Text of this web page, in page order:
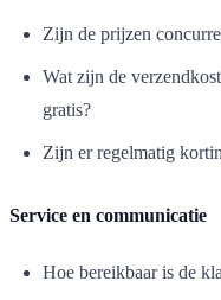
Zijn de prijzen
Wat zijn de
gratis?
Zijn er regelmatig
Service en communicatie
Hoe bereikbaar is de